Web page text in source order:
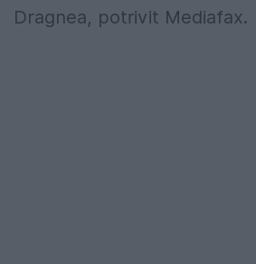
Dragnea, potrivit Mediafax.